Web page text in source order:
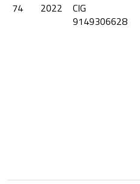
74
2022
CIG
9149306628